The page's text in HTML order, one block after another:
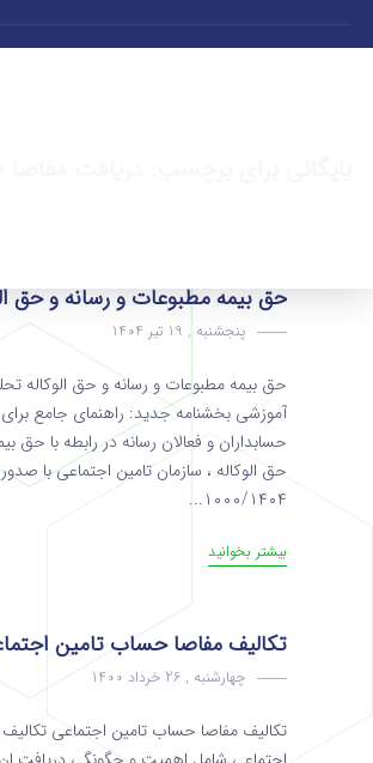
حق بیمه مطبوعات و رسانه و حق
پنجشنبه , 19 تیر 1404
حق بیمه مطبوعات و رسانه و حق الوکاله
آموزشی بخشنامه جدید: راهنمای جامع برای
حسابداران و فعالان رسانه در رابطه با حق
حق الوکاله ، سازمان تامین اجتماعی با
۱۰۰۰/۱۴۰۴...
بیشتر بخوانید
تکالیف مفاصا حساب تامین
چهارشنبه , 26 خرداد 1400
تکالیف مفاصا حساب تامین اجتماعی